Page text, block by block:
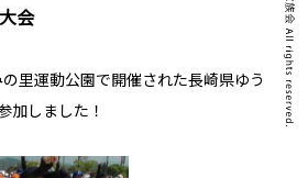
会
里運動公園で開催された長崎県ゆう
加しました！